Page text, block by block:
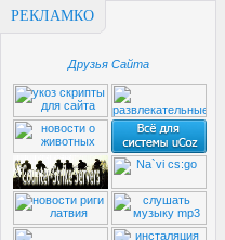
РЕКЛАМКО
Друзья Сайта